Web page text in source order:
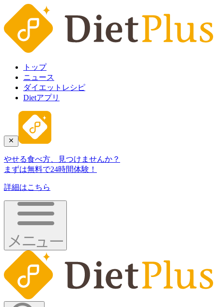
トップ
ニュース
ダイエットレシピ
Dietアプリ
やせる食べ方、見つけませんか？
まずは無料で24時間体験！
詳細はこちら